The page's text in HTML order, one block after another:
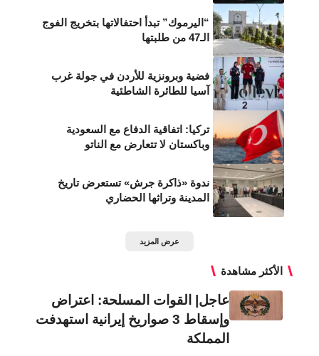
“اليرموك” تبدأ احتفالاتها بتخريج الفوج
الـ47 من طلبتها
فضية وبرونزية للأردن في جولة غرب
آسيا للطائرة الشاطئية
تركيا: اتفاقية الدفاع مع السعودية
وباكستان لا تتعارض مع الناتو
ندوة «ذاكرة جرش» تستعرض تاريخ
المدينة وتراثها الحضاري
عرض المزيد
الأكثر مشاهدة
عاجل| القوات المسلحة: اعتراض
وإسقاط 3 صواريخ إيرانية استهدفت
المملكة